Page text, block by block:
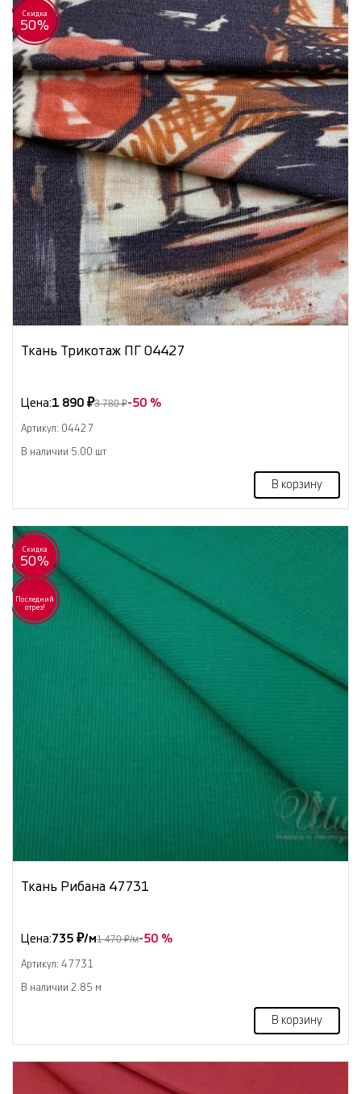
Скидка
50%
Ткань Трикотаж ПГ 04427
Цена:1 890 ₽3 780 ₽-50 %
Артикул: 04427
В наличии 5.00 шт
В корзину
Скидка
50%
Последний
отрез!
Ткань Рибана 47731
Цена:735 ₽/м1 470 ₽/м-50 %
Артикул: 47731
В наличии 2.85 м
В корзину